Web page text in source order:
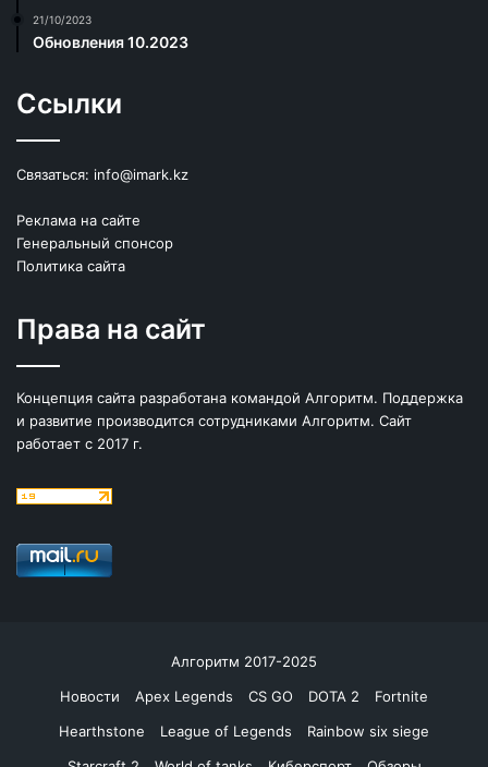
21/10/2023
Обновления 10.2023
Ссылки
Связаться: info@imark.kz
Реклама на сайте
Генеральный спонсор
Политика сайта
Права на сайт
Концепция сайта разработана командой Алгоритм. Поддержка
и развитие производится сотрудниками Алгоритм. Сайт
работает с 2017 г.
Алгоритм 2017-2025
Новости
Apex Legends CS GO DOTA 2
Fortnite
Hearthstone
League of Legends
Rainbow six siege